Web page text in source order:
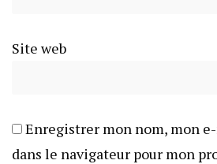
Site web
Enregistrer mon nom, mon
dans le navigateur pour mon